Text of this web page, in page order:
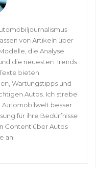
von Artikeln über
die Analyse
die neuesten Trends
bieten
Wartungstipps und
Autos. Ich strebe
Automobilwelt besser
für ihre Bedürfnisse
Content über Autos
an: